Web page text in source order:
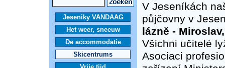
Jeseniky VANDAAG
Het weer, sneeuw
De accommodatie
Skicentrums
V Jeseníkách
půjčovny v
lázně -
Všichni učitelé
Asociaci